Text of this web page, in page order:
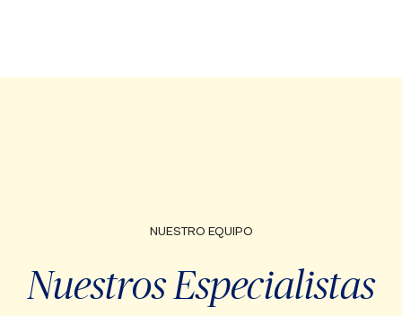
NUESTRO EQUIPO
Nuestros Especialistas